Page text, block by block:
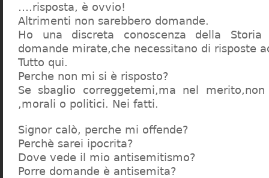
….risposta, è ovvio!
Altrimenti non sarebbero domande.
Ho una discreta conoscenza della
domande mirate,che necessitano di risposte
Tutto qui.
Perche non mi si è risposto?
Se sbaglio correggetemi,ma nel
,morali o politici. Nei fatti.
Signor calò, perche mi offende?
Perchè sarei ipocrita?
Dove vede il mio antisemitismo?
Porre domande è antisemita?